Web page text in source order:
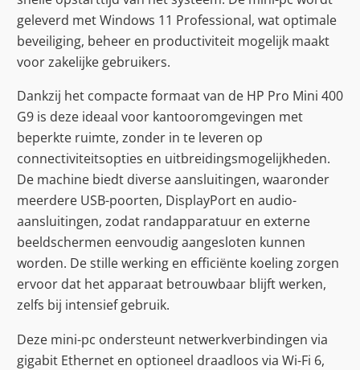
geleverd met Windows 11 Professional, wat optimale
beveiliging, beheer en productiviteit mogelijk maakt
voor zakelijke gebruikers.
Dankzij het compacte formaat van de HP Pro Mini 400
G9 is deze ideaal voor kantooromgevingen met
beperkte ruimte, zonder in te leveren op
connectiviteitsopties en uitbreidingsmogelijkheden.
De machine biedt diverse aansluitingen, waaronder
meerdere USB-poorten, DisplayPort en audio-
aansluitingen, zodat randapparatuur en externe
beeldschermen eenvoudig aangesloten kunnen
worden. De stille werking en efficiënte koeling zorgen
ervoor dat het apparaat betrouwbaar blijft werken,
zelfs bij intensief gebruik.
Deze mini-pc ondersteunt netwerkverbindingen via
gigabit Ethernet en optioneel draadloos via Wi-Fi 6,